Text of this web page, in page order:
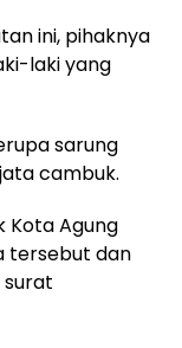
ini, pihaknya
laki yang
sarung
cambuk.
Kota Agung
tersebut dan